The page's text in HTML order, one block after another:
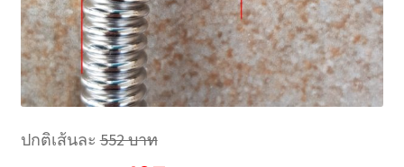
ปกติเส้นละ552 บาท